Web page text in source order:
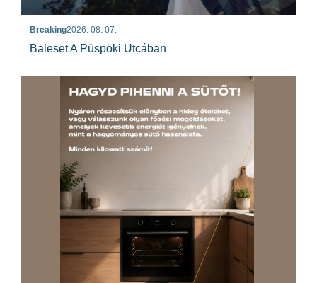
Breaking2026. 08. 07.
Baleset A Püspöki Utcában